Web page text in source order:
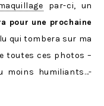
par-ci, un
pour une prochaine
qui tombera sur ma
toutes ces photos –
moins humiliants…-